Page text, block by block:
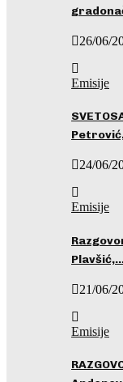
26/06/
Emisije
24/06/
Emisije
21/06/
Emisije